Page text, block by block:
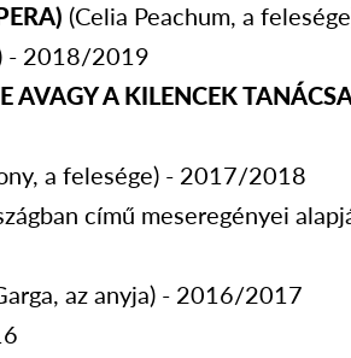
(Celia Peachum, a
- 2018/2019
AVAGY A KILENCEK
a felesége) - 2017/2018
című meseregényei
az anyja) - 2016/2017